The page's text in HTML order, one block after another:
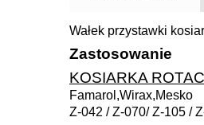
Wałek przystawki
Zastosowanie
KOSIARKA
Famarol,Wirax,Mesko
Z-042 / Z-070/ Z-105 /